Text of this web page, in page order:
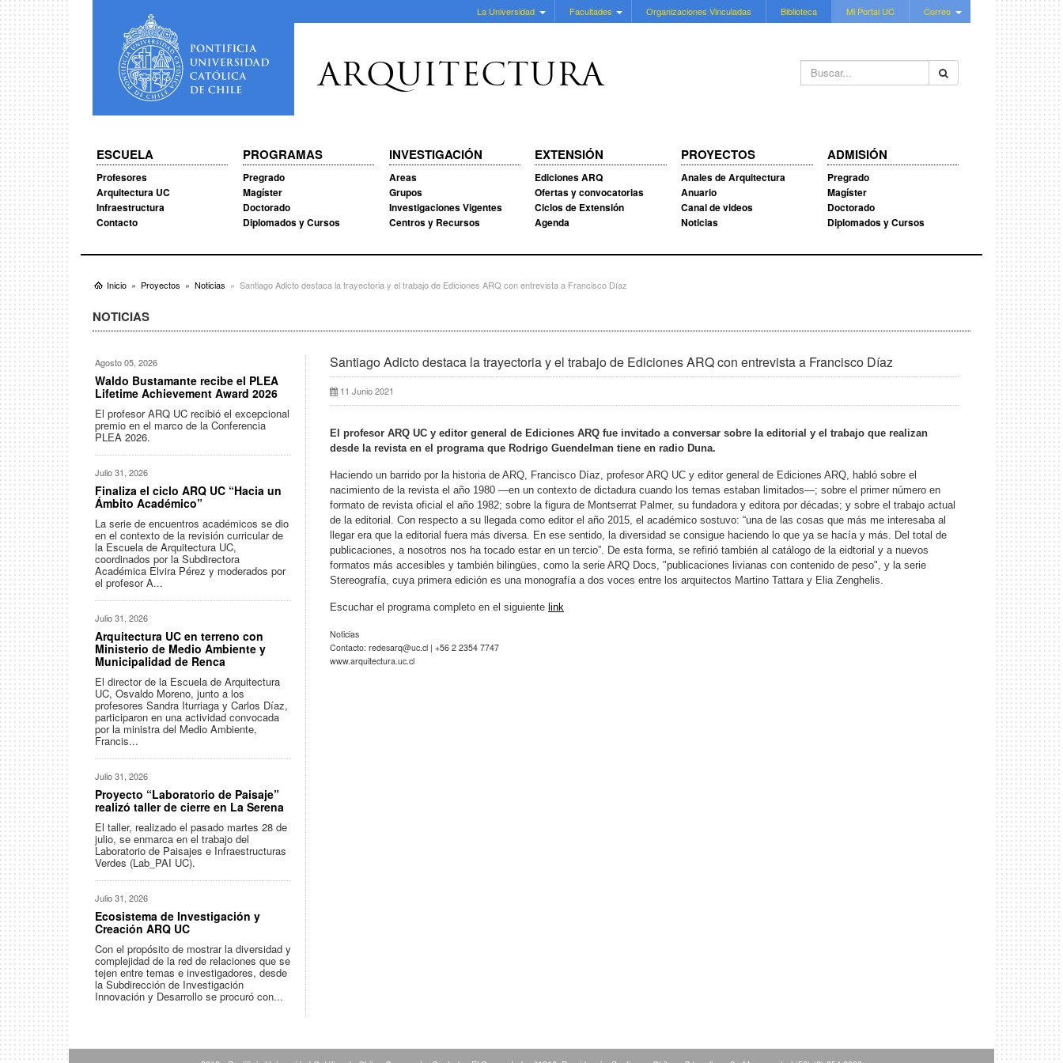
La Universidad Facultades Organizaciones Vinculadas Biblioteca Mi Portal UC Correo
Buscar...
ARQUITECTURA
ESCUELA
Profesores
Arquitectura UC
Infraestructura
Contacto
PROGRAMAS
Pregrado
Magíster
Doctorado
Diplomados y Cursos
INVESTIGACIÓN
Areas
Grupos
Investigaciones Vigentes
Centros y Recursos
EXTENSIÓN
Ediciones ARQ
Ofertas y convocatorias
Ciclos de Extensión
Agenda
PROYECTOS
Anales de Arquitectura
Anuario
Canal de videos
Noticias
ADMISIÓN
Pregrado
Magíster
Doctorado
Diplomados y Cursos
Inicio Proyectos Noticias Santiago Adicto destaca la trayectoria y el trabajo de Ediciones ARQ con entrevista a Francisco Díaz
NOTICIAS
Santiago Adicto destaca la trayectoria y el trabajo de Ediciones ARQ con entrevista a Francisco Díaz
11 Junio 2021
El profesor ARQ UC y editor general de Ediciones ARQ fue invitado a conversar sobre la editorial y el trabajo que realizan
desde la revista en el programa que Rodrigo Guendelman tiene en radio Duna.
Haciendo un barrido por la historia de ARQ, Francisco Díaz, profesor ARQ UC y editor general de Ediciones ARQ, habló sobre el
nacimiento de la revista el año 1980 —en un contexto de dictadura cuando los temas estaban limitados—; sobre el primer número en
formato de revista oficial el año 1982; sobre la figura de Montserrat Palmer, su fundadora y editora por décadas; y sobre el trabajo actual
de la editorial. Con respecto a su llegada como editor el año 2015, el académico sostuvo: “una de las cosas que más me interesaba al
llegar era que la editorial fuera más diversa. En ese sentido, la diversidad se consigue haciendo lo que ya se hacía y más. Del total de
publicaciones, a nosotros nos ha tocado estar en un tercio”. De esta forma, se refirió también al catálogo de la eidtorial y a nuevos
formatos más accesibles y también bilingües, como la serie ARQ Docs, "publicaciones livianas con contenido de peso", y la serie
Stereografía, cuya primera edición es una monografía a dos voces entre los arquitectos Martino Tattara y Elia Zenghelis.
Escuchar el programa completo en el siguiente link
Noticias
Contacto: redesarq@uc.cl | +56 2 2354 7747
www.arquitectura.uc.cl
Agosto 05, 2026
Waldo Bustamante recibe el PLEA
Lifetime Achievement Award 2026
El profesor ARQ UC recibió el excepcional
premio en el marco de la Conferencia
PLEA 2026.
Julio 31, 2026
Finaliza el ciclo ARQ UC “Hacia un
Ámbito Académico”
La serie de encuentros académicos se dio
en el contexto de la revisión curricular de
la Escuela de Arquitectura UC,
coordinados por la Subdirectora
Académica Elvira Pérez y moderados por
el profesor A...
Julio 31, 2026
Arquitectura UC en terreno con
Ministerio de Medio Ambiente y
Municipalidad de Renca
El director de la Escuela de Arquitectura
UC, Osvaldo Moreno, junto a los
profesores Sandra Iturriaga y Carlos Díaz,
participaron en una actividad convocada
por la ministra del Medio Ambiente,
Francis...
Julio 31, 2026
Proyecto “Laboratorio de Paisaje”
realizó taller de cierre en La Serena
El taller, realizado el pasado martes 28 de
julio, se enmarca en el trabajo del
Laboratorio de Paisajes e Infraestructuras
Verdes (Lab_PAI UC).
Julio 31, 2026
Ecosistema de Investigación y
Creación ARQ UC
Con el propósito de mostrar la diversidad y
complejidad de la red de relaciones que se
tejen entre temas e investigadores, desde
la Subdirección de Investigación
Innovación y Desarrollo se procuró con...